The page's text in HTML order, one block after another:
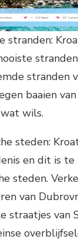
stranden:
stranden
baaien
wils.
steden:
en dit is
steden.
van
straatjes van